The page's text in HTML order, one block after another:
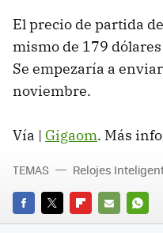
El precio de partida
mismo de 179
Se empezaría a
noviembre.
Vía | Gigaom. Más
FACEBOOK
TWITTERFLIPBOARD
E-
TEMAS Relojes